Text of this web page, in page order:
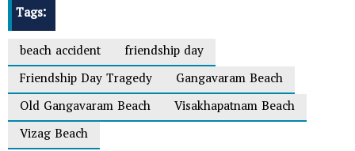
Tags:
beach accident
friendship day
Friendship Day Tragedy
Gangavaram Beach
Old Gangavaram Beach
Visakhapatnam Beach
Vizag Beach